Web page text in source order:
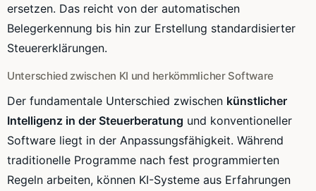
ersetzen. Das reicht von der automatischen
Belegerkennung bis hin zur Erstellung standardisierter
Steuererklärungen.
Unterschied zwischen KI und herkömmlicher Software
Der fundamentale Unterschied zwischen künstlicher
Intelligenz in der Steuerberatung und konventioneller
Software liegt in der Anpassungsfähigkeit. Während
traditionelle Programme nach fest programmierten
Regeln arbeiten, können KI-Systeme aus Erfahrungen